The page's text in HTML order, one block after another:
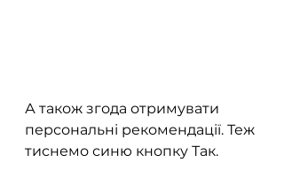
А також згода отримувати
персональні рекомендації. Теж
тиснемо синю кнопку Так.